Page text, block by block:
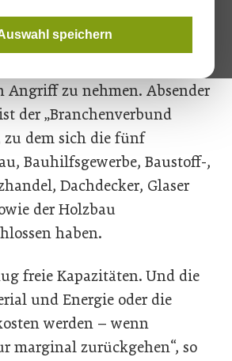
speichern
seit einigen Monaten
und Bauherren in
Angriff zu nehmen. Absender
der „Branchenverbund
zu dem sich die fünf
Bauhilfsgewerbe, Baustoff-,
Dachdecker, Glaser
der Holzbau
haben.
freie Kapazitäten. Und die
und Energie oder die
werden – wenn
marginal zurückgehen“, so